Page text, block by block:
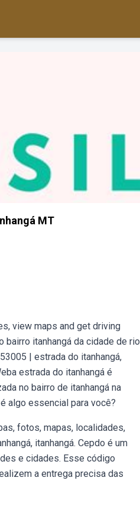
MT
view maps and get driving
bairro itanhangá da cidade de rio
| estrada do itanhangá,
estrada do itanhangá é
no bairro de itanhangá na
algo essencial para você?
fotos, mapas, localidades,
itanhangá. Cepdo é um
e cidades. Esse código
a entrega precisa das